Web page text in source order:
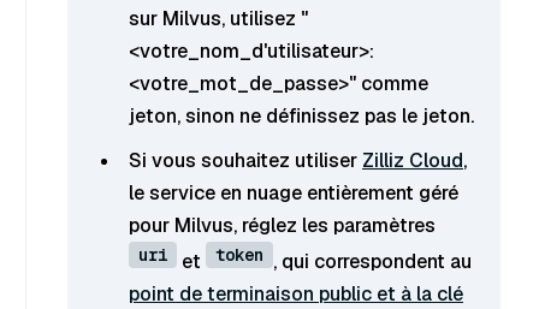
sur Milvus, utilisez "
<votre_nom_d'utilisateur>:
<votre_mot_de_passe>" comme
jeton, sinon ne définissez pas le jeton.
Si vous souhaitez utiliser Zilliz Cloud,
le service en nuage entièrement géré
pour Milvus, réglez les paramètres
uri et token , qui correspondent au
point de terminaison public et à la clé